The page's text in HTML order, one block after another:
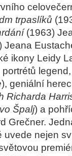
trpaslíků
(1963)
Jeana
ikony Leidy
), geniální
Richarda
Špalj) a
Grečner.
uvede nejen